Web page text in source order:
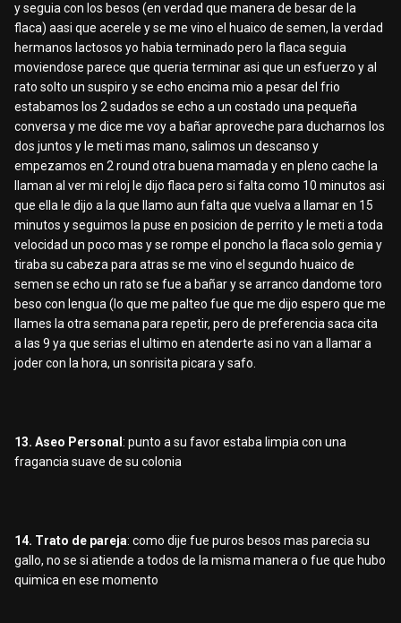
y seguia con los besos (en verdad que manera de besar de la
flaca) aasi que acerele y se me vino el huaico de semen, la verdad
hermanos lactosos yo habia terminado pero la flaca seguia
moviendose parece que queria terminar asi que un esfuerzo y al
rato solto un suspiro y se echo encima mio a pesar del frio
estabamos los 2 sudados se echo a un costado una pequeña
conversa y me dice me voy a bañar aproveche para ducharnos los
dos juntos y le meti mas mano, salimos un descanso y
empezamos en 2 round otra buena mamada y en pleno cache la
llaman al ver mi reloj le dijo flaca pero si falta como 10 minutos asi
que ella le dijo a la que llamo aun falta que vuelva a llamar en 15
minutos y seguimos la puse en posicion de perrito y le meti a toda
velocidad un poco mas y se rompe el poncho la flaca solo gemia y
tiraba su cabeza para atras se me vino el segundo huaico de
semen se echo un rato se fue a bañar y se arranco dandome toro
beso con lengua (lo que me palteo fue que me dijo espero que me
llames la otra semana para repetir, pero de preferencia saca cita
a las 9 ya que serias el ultimo en atenderte asi no van a llamar a
joder con la hora, un sonrisita picara y safo.
13. Aseo Personal : punto a su favor estaba limpia con una
fragancia suave de su colonia
14. Trato de pareja: como dije fue puros besos mas parecia su
gallo, no se si atiende a todos de la misma manera o fue que hubo
quimica en ese momento